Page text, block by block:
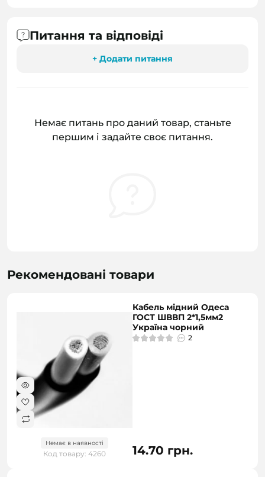
Питання та відповіді
+ Додати питання
Немає питань про даний товар, станьте
першим і задайте своє питання.
Рекомендовані товари
Немає в наявності
Код товару: 4260
Кабель мідний Одеса
ГОСТ ШВВП 2*1,5мм2
Україна чорний
2
14.70 грн.